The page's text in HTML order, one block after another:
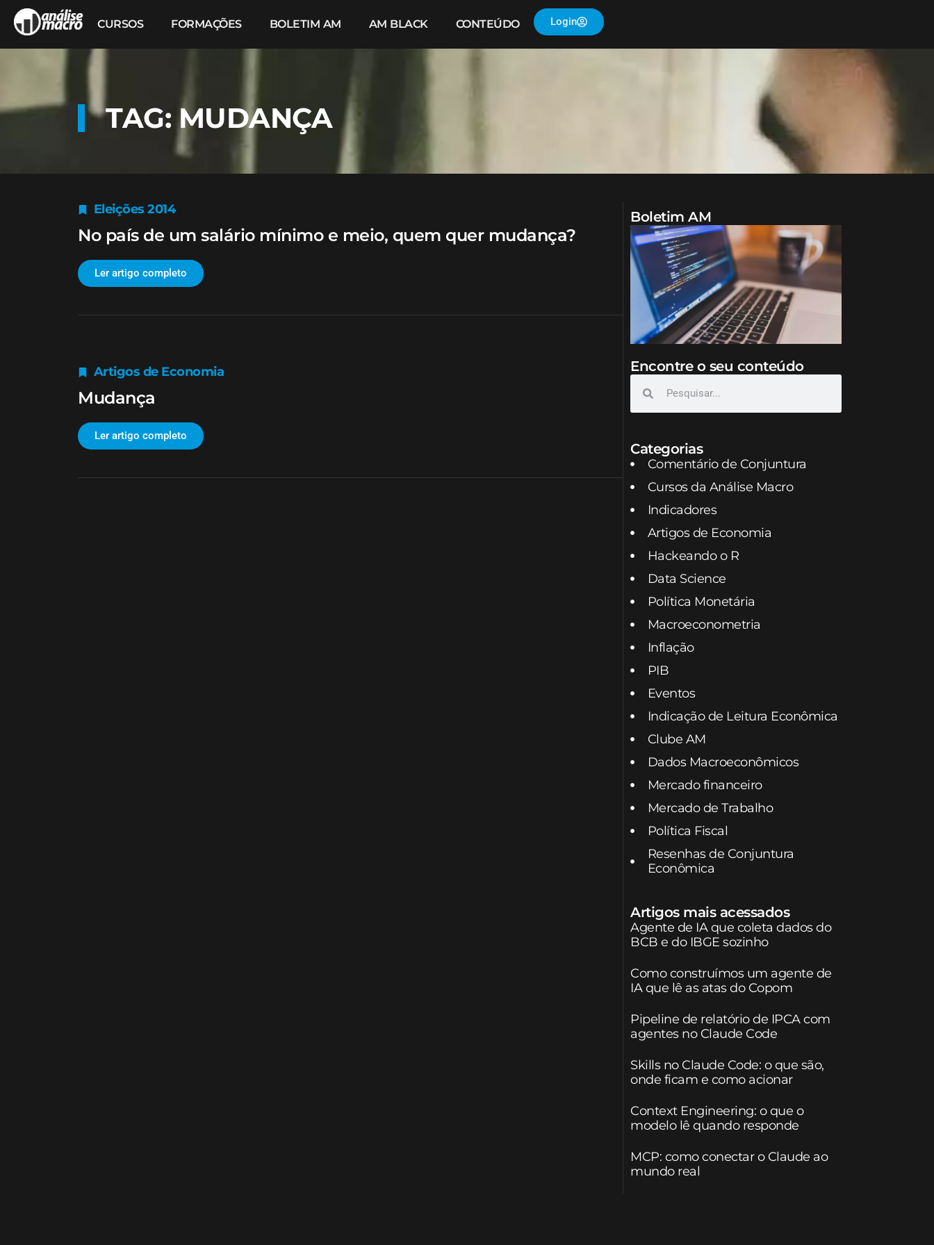
CURSOS FORMAÇÕES BOLETIM AM AM BLACK CONTEÚDO Login
TAG: MUDANÇA
Eleições 2014
No país de um salário mínimo e meio, quem quer mudança?
Ler artigo completo
Artigos de Economia
Mudança
Ler artigo completo
Boletim AM
Encontre o seu conteúdo
Categorias
Comentário de Conjuntura
Cursos da Análise Macro
Indicadores
Artigos de Economia
Hackeando o R
Data Science
Política Monetária
Macroeconometria
Inflação
PIB
Eventos
Indicação de Leitura Econômica
Clube AM
Dados Macroeconômicos
Mercado financeiro
Mercado de Trabalho
Política Fiscal
Resenhas de Conjuntura
Econômica
Artigos mais acessados
Agente de IA que coleta dados do
BCB e do IBGE sozinho
Como construímos um agente de
IA que lê as atas do Copom
Pipeline de relatório de IPCA com
agentes no Claude Code
Skills no Claude Code: o que são,
onde ficam e como acionar
Context Engineering: o que o
modelo lê quando responde
MCP: como conectar o Claude ao
mundo real